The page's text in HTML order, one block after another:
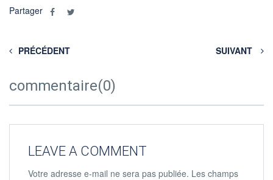
Partager
PRÉCÉDENT SUIVANT
commentaire(0)
LEAVE A COMMENT
Votre adresse e-mail ne sera pas publiée. Les champs